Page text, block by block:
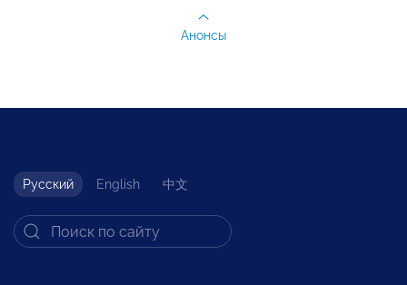
Анонсы
Русский English 中文